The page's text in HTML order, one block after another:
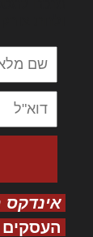
אינדקס